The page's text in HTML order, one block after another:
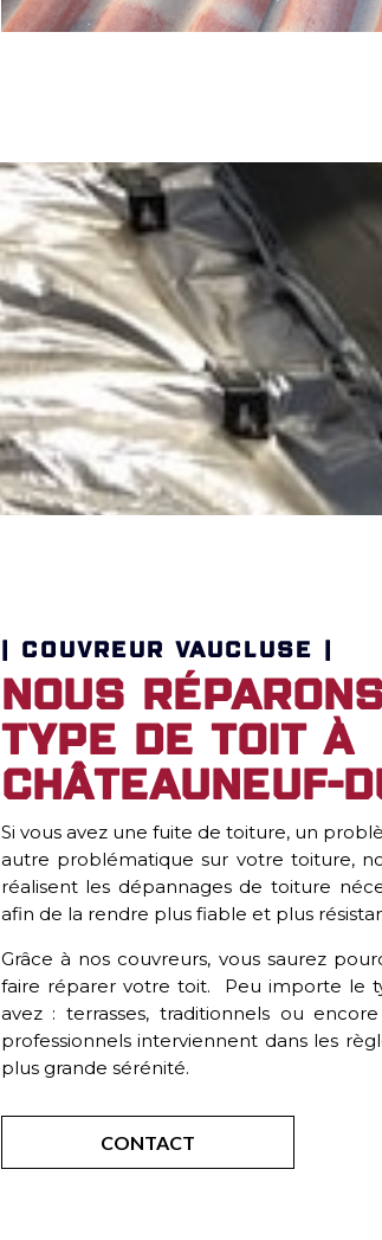
| COUVREUR VAUCLUSE |
Nous
type de toit à
Châteauneuf-
Si vous avez une fuite de toiture, un
autre problématique sur votre toiture,
réalisent les dépannages de toiture
afin de la rendre plus fiable et plus
Grâce à nos couvreurs, vous saurez
faire réparer votre toit. Peu importe le
avez : terrasses, traditionnels ou
professionnels interviennent dans les
plus grande sérénité.
CONTACT